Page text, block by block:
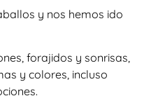
y nos hemos ido
forajidos y sonrisas,
y colores, incluso